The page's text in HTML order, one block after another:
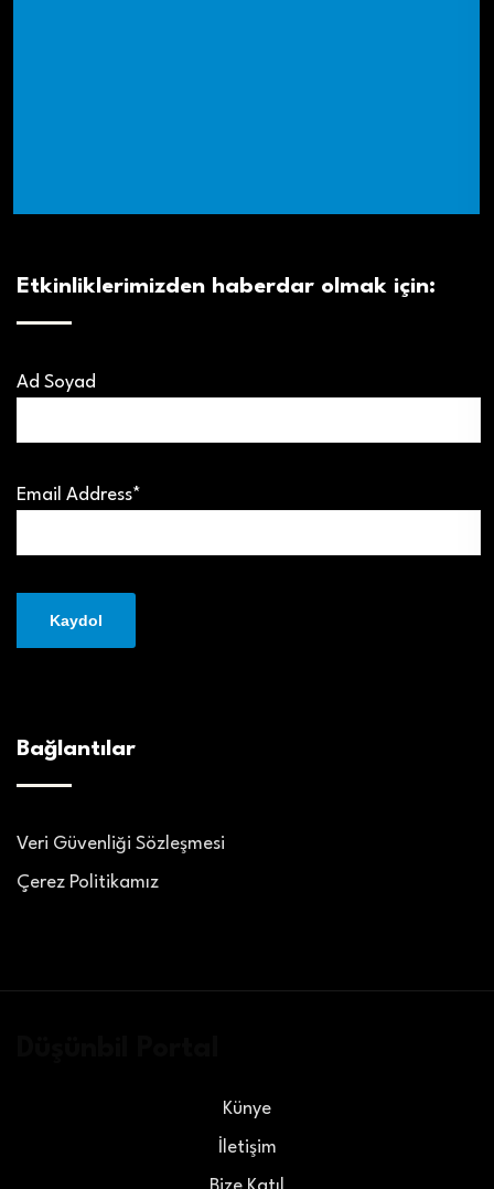
Etkinliklerimizden haberdar olmak için:
Ad Soyad
Email Address*
Bağlantılar
Veri Güvenliği Sözleşmesi
Çerez Politikamız
Künye
İletişim